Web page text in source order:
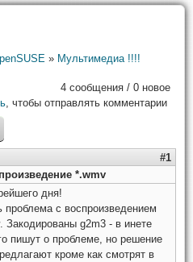
» Мультимедиа !!!!
4 сообщения / 0 новое
, чтобы отправлять комментарии
#1
*.wmv
дня!
проблема с воспроизведением
Закодированы g2m3 - в инете
пишут о проблеме, но решение
кроме как смотрят в